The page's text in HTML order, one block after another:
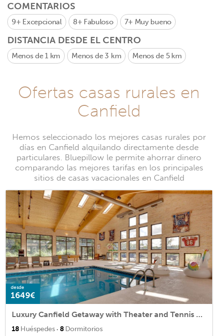
COMENTARIOS
9+ Excepcional 8+ Fabuloso 7+ Muy bueno
DISTANCIA DESDE EL CENTRO
Menos de 1 km Menos de 3 km Menos de 5 km
Ofertas casas rurales en
Canfield
Hemos seleccionado los mejores casas rurales por
días en Canfield alquilando directamente desde
particulares. Bluepillow le permite ahorrar dinero
comparando las mejores tarifas en los principales
sitios de casas vacacionales en Canfield
desde
1649€
Luxury Canfield Getaway with Theater and Tennis Court!
18 Huéspedes · 8 Dormitorios